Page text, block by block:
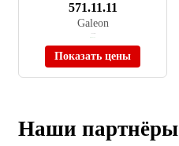
571.11.11
Galeon
Показать цены
Наши партнёры